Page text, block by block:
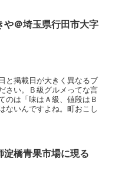
や＠埼玉県行田市大字
と掲載日が大きく異なるブ
さい。Ｂ級グルメってな言
のは「味はＡ級、値段はＢ
ないんですよね。町おこし
淀橋青果市場に現る